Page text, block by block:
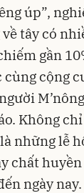
úp”,
tây có
gần
cộng
Không
những lễ
chất
ngày